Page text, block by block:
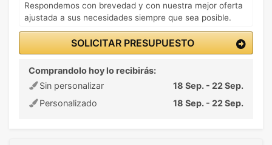
Respondemos con brevedad y con nuestra mejor oferta
ajustada a sus necesidades siempre que sea posible.
SOLICITAR PRESUPUESTO
Comprandolo hoy lo recibirás:
Sin personalizar
18 Sep. - 22 Sep.
Personalizado
18 Sep. - 22 Sep.